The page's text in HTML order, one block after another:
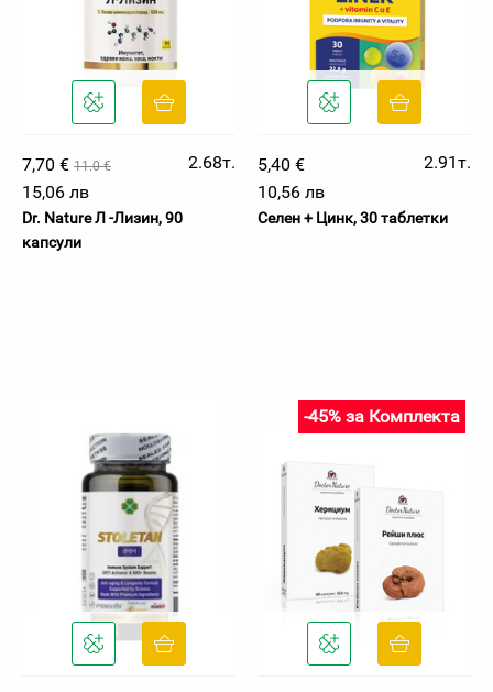
7,70 € 11.0 €
2.68т.
15,06 лв
Dr. Nature Л -Лизин, 90
капсули
5,40 €
2.91т.
10,56 лв
Селен + Цинк, 30 таблетки
-45% за Комплекта